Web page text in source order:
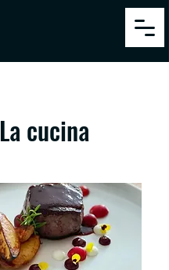
La cucina